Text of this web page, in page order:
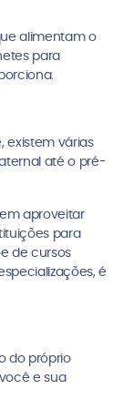
alimentam o
para
existem várias
até o pré-
aproveitar
para
de cursos
é
do próprio
e sua